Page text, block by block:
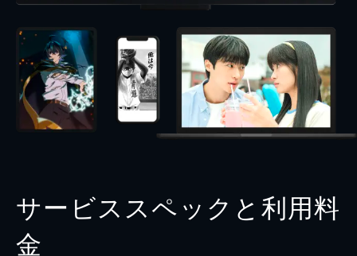
サービススペックと利用料
金